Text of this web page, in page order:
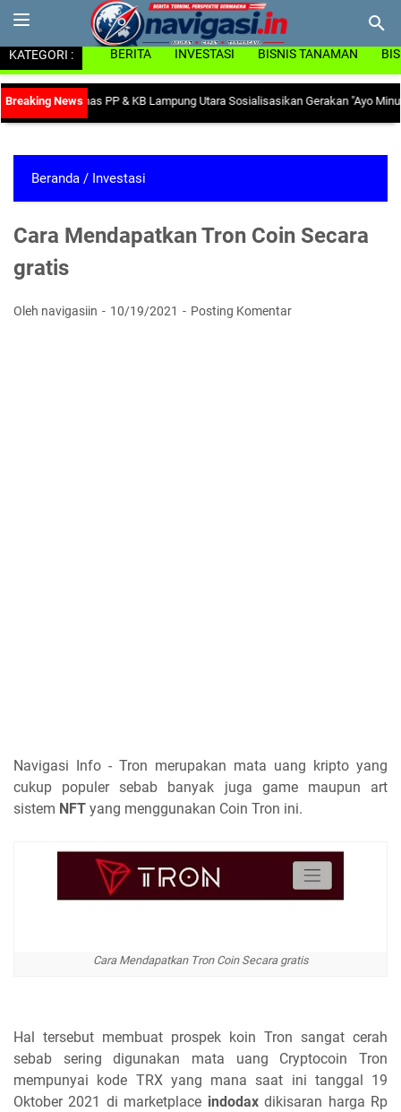
KATEGORI : BERITA INVESTASI BISNIS TANAMAN
Dinas PP & KB Lampung Utara Sosialisasikan Gerakan "Ayo Minum
Beranda / Investasi
Cara Mendapatkan Tron Coin Secara
gratis
Oleh navigasiin 10/19/2021 Posting Komentar
Navigasi Info - Tron merupakan mata uang kripto yang
cukup populer sebab banyak juga game maupun art
sistem NFT yang menggunakan Coin Tron ini.
Cara Mendapatkan Tron Coin Secara gratis
Hal tersebut membuat prospek koin Tron sangat cerah
sebab sering digunakan mata uang Cryptocoin Tron
mempunyai kode TRX yang mana saat ini tanggal 19
Oktober 2021 di marketplace indodaxdikisaran harga Rp